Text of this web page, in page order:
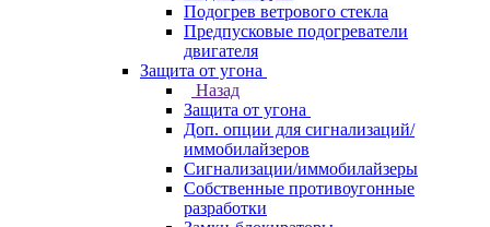
Подогрев ветрового стекла
Предпусковые подогреватели
двигателя
Защита от угона
Назад
Защита от угона
Доп. опции для сигнализаций/
иммобилайзеров
Сигнализации/иммобилайзеры
Собственные противоугонные
разработки